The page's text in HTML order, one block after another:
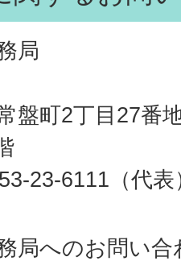
局
盤町2丁目27番
23-6111（代
局へのお問い合